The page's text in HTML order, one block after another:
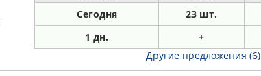
Сегодня 23 шт.
1 дн. +
Другие предложения (6)